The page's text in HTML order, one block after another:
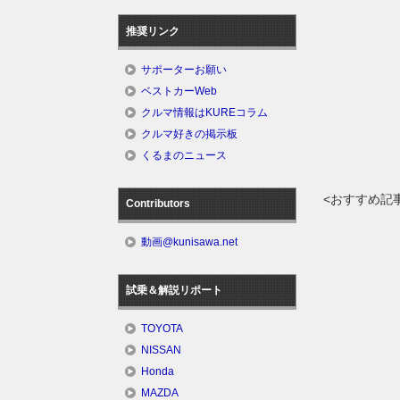
<おすすめ記
推奨リンク
サポーターお願い
ベストカーWeb
クルマ情報はKUREコラム
クルマ好きの掲示板
くるまのニュース
Contributors
動画@kunisawa.net
試乗＆解説リポート
TOYOTA
NISSAN
Honda
MAZDA